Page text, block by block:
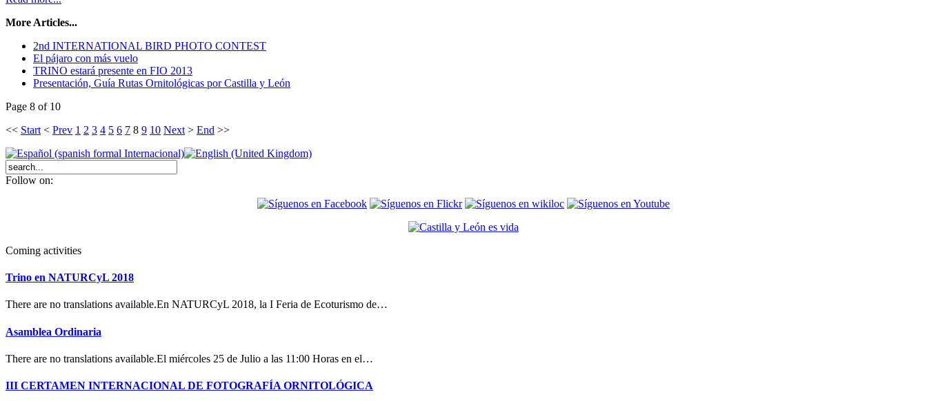
More Articles...
2nd INTERNATIONAL BIRD PHOTO CONTEST
El pájaro con más vuelo
TRINO estará presente en FIO 2013
Presentación, Guía Rutas Ornitológicas por Castilla y León
Page 8 of 10
<< Start < Prev 1 2 3 4 5 6 7 8 9 10 Next > End >>
Follow on:
Coming activities
Trino en NATURCyL 2018
There are no translations available.En NATURCyL 2018, la I Feria de Ecoturismo de…
Asamblea Ordinaria
There are no translations available.El miércoles 25 de Julio a las 11:00 Horas en el…
III CERTAMEN INTERNACIONAL DE FOTOGRAFÍA ORNITOLÓGICA